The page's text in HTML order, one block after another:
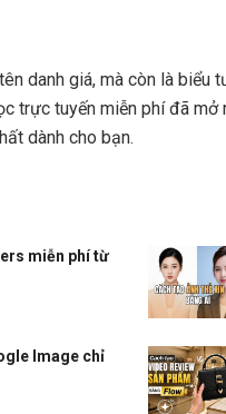
danh giá, mà còn là biểu
trực tuyến miễn phí đã
dành cho bạn.
miễn phí từ
Image chỉ